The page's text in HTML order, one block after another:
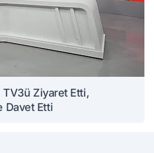
TV3ü Ziyaret Etti,
Davet Etti